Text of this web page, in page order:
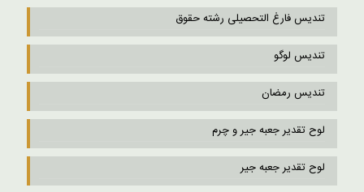
تندیس فارغ التحصیلی رشته حقوق
تندیس لوگو
تندیس رمضان
لوح تقدیر جعبه جیر و چرم
لوح تقدیر جعبه جیر